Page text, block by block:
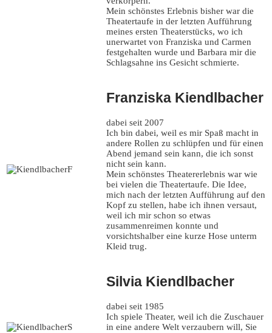
Mein schönstes Erlebnis bisher war die
Theatertaufe in der letzten Aufführung
meines ersten Theaterstücks, wo ich
unerwartet von Franziska und Carmen
festgehalten wurde und Barbara mir die
Schlagsahne ins Gesicht schmierte.
Franziska Kiendlbacher
dabei seit 2007
Ich bin dabei, weil es mir Spaß macht in
andere Rollen zu schlüpfen und für einen
Abend jemand sein kann, die ich sonst
nicht sein kann.
Mein schönstes Theatererlebnis war wie
bei vielen die Theatertaufe. Die Idee,
mich nach der letzten Aufführung auf den
Kopf zu stellen, habe ich ihnen versaut,
weil ich mir schon so etwas
zusammenreimen konnte und
vorsichtshalber eine kurze Hose unterm
Kleid trug.
Silvia Kiendlbacher
dabei seit 1985
Ich spiele Theater, weil ich die Zuschauer
in eine andere Welt verzaubern will, Sie